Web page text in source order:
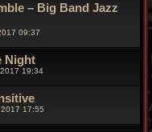
– Big Band Jazz
09:37
Night
19:34
17:55